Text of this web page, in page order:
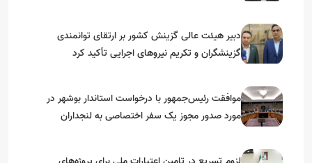
دبیر هیئت عالی گزینش کشور بر ارتقای توانمندی
گزینشگران و تکریم نیروهای اجرایی تأکید کرد
موافقت رئیس‌جمهور با درخواست استاندار بوشهر در
مورد صدور مجوز یک سفر اختصاصی به لنجداران